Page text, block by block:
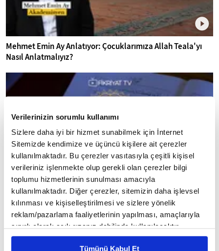
Verilerinizin sorumlu kullanımı
Sizlere daha iyi bir hizmet sunabilmek için İnternet
Sitemizde kendimize ve üçüncü kişilere ait çerezler
kullanılmaktadır. Bu çerezler vasıtasıyla çeşitli kişisel
verileriniz işlenmekte olup gerekli olan çerezler bilgi
toplumu hizmetlerinin sunulması amacıyla
kullanılmaktadır. Diğer çerezler, sitemizin daha işlevsel
kılınması ve kişiselleştirilmesi ve sizlere yönelik
reklam/pazarlama faaliyetlerinin yapılması, amaçlarıyla
sınırlı olarak açık rızanız dahilinde kullanılacaktır.
Çerezlere ilişkin tercihlerinizi çerez paneli vasıtasıyla
Tümünü Kabul Et
Mehmet Emin Ay Anlatıyor: Çocuklarımıza Allah Teala'yı
Nasıl Anlatmalıyız?
mobile
Abdulkerim Kuşeyri İlahi Kelam'ın Sırları 12. Bölüm I
Bakara Suresi 28-30. Ayetler Tefsiri